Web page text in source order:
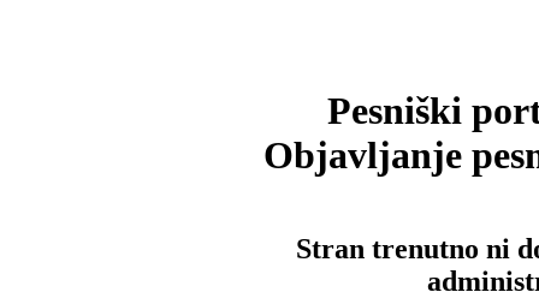
Pesniški
Objavljanje
Stran trenutno ni